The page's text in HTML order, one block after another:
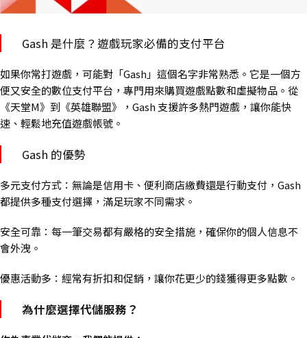
Gash 是什麼？遊戲玩家必備的支付平台
如果你常打遊戲，可能對「Gash」這個名字非常熟悉。它是一個方
便又安全的數位支付平台，專門用來購買遊戲點數和虛擬物品。從
《天堂M》到《英雄聯盟》，Gash 支援許多熱門遊戲，讓你能快
速、輕鬆地充值遊戲帳號。
Gash 的優勢
多元支付方式：無論是信用卡、便利商店繳費還是行動支付，Gash
都提供多種支付選擇，滿足玩家不同需求。
安全可靠：每一筆交易都有嚴格的安全措施，確保你的個人信息不
會外洩。
優惠活動多：經常有折扣和促銷，讓你花更少的錢獲得更多點數。
為什麼選擇代儲服務？